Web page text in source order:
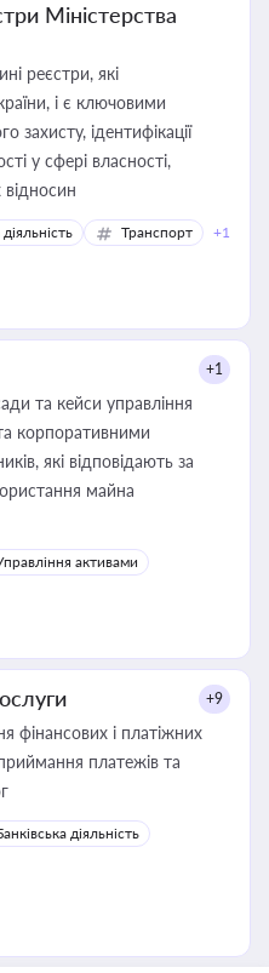
Міністерства
реєстри, які
і є ключовими
ідентифікації
у сфері власності,
відносин
Транспорт +1
+1
та кейси управління
корпоративними
які відповідають за
майна
активами
+9
фінансових і платіжних
діяльність